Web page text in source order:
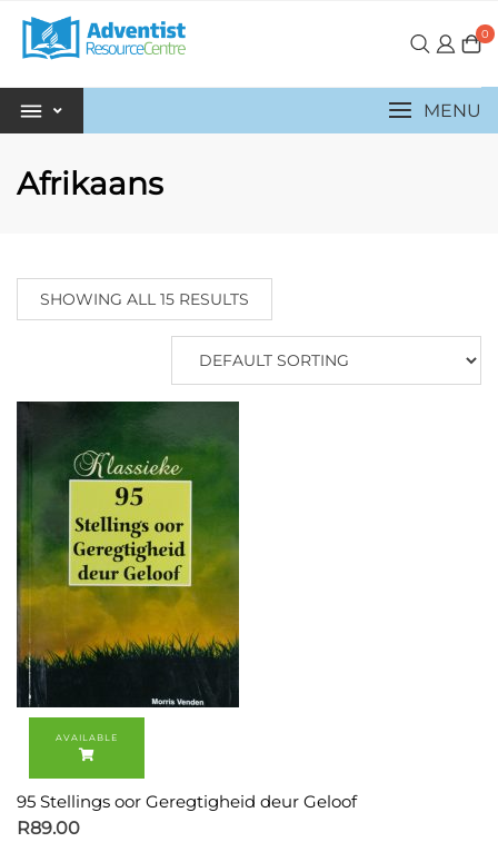
0
MENU
Afrikaans
SHOWING ALL 15 RESULTS
95 Stellings oor Geregtigheid deur Geloof
R89.00